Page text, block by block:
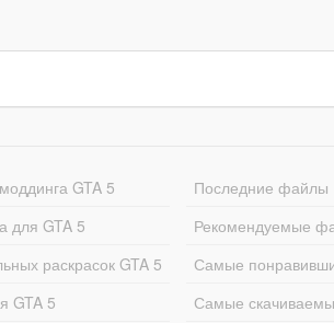
GTA 5
для GTA 5
раскрасок GTA 5
GTA 5
Последние файлы
Рекомендуемые
Самые
Самые